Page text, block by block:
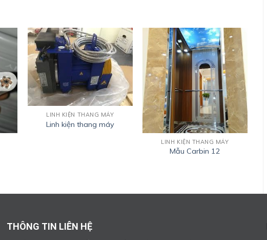
LINH KIỆN THANG MÁY
Linh kiện thang máy
LINH KIỆN THANG MÁY
Mẫu Carbin 12
THÔNG TIN LIÊN HỆ